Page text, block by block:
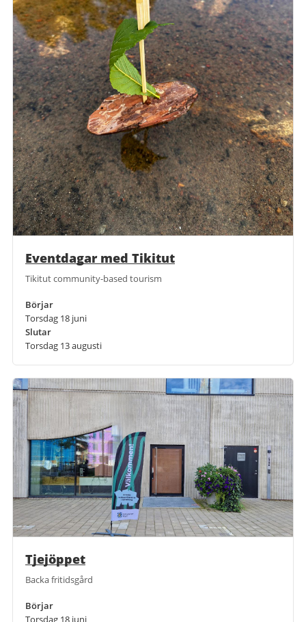
Eventdagar med Tikitut
Tikitut community-based tourism
Börjar
Torsdag 18 juni
Slutar
Torsdag 13 augusti
Tjejöppet
Backa fritidsgård
Börjar
Torsdag 18 juni